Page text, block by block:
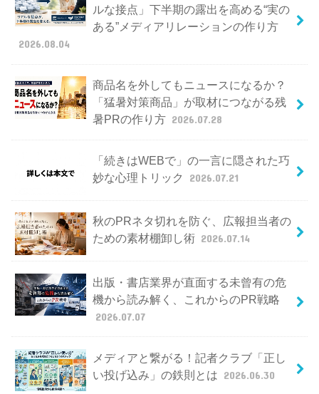
ルな接点」下半期の露出を高める“実の
ある”メディアリレーションの作り方
2026.08.04
商品名を外してもニュースになるか？
「猛暑対策商品」が取材につながる残
暑PRの作り方 2026.07.28
「続きはWEBで」の一言に隠された巧
妙な心理トリック
2026.07.21
秋のPRネタ切れを防ぐ、広報担当者の
ための素材棚卸し術 2026.07.14
出版・書店業界が直面する未曾有の危
機から読み解く、これからのPR戦略
2026.07.07
メディアと繋がる！記者クラブ「正し
い投げ込み」の鉄則とは 2026.06.30